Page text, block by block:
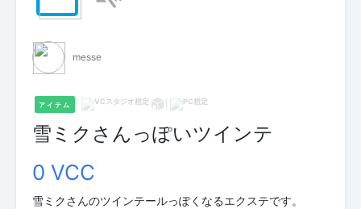
messe
アイテム
雪ミクさんっぽいツインテ
0 VCC
雪ミクさんのツインテールっぽくなるエクステです。